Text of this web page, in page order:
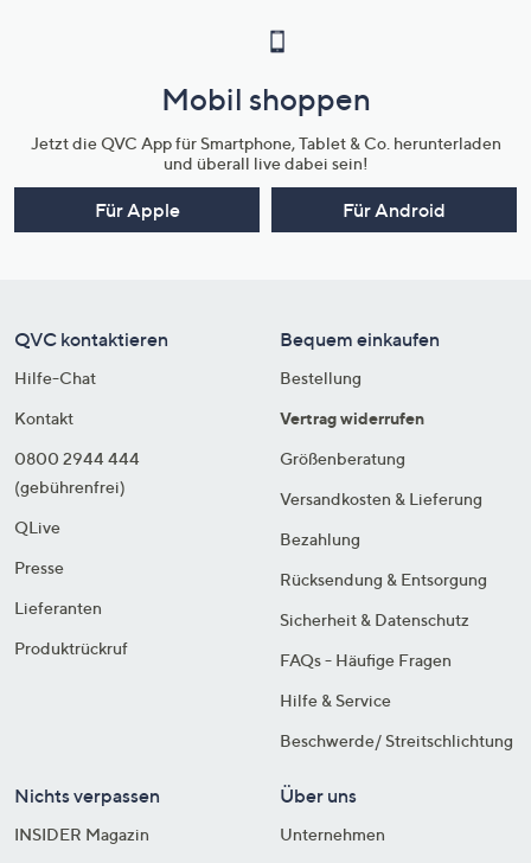
Mobil shoppen
Jetzt die QVC App für Smartphone, Tablet & Co. herunterladen
und überall live dabei sein!
Für Apple Für Android
QVC kontaktieren
Hilfe-Chat
Kontakt
0800 2944 444
(gebührenfrei)
QLive
Presse
Lieferanten
Produktrückruf
Bequem einkaufen
Bestellung
Vertrag widerrufen
Größenberatung
Versandkosten & Lieferung
Bezahlung
Rücksendung & Entsorgung
Sicherheit & Datenschutz
FAQs - Häufige Fragen
Hilfe & Service
Beschwerde/ Streitschlichtung
Nichts verpassen
INSIDER Magazin
Über uns
Unternehmen